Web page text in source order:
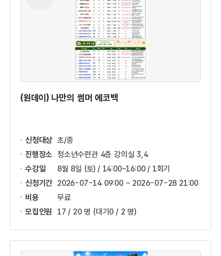
(원데이) 나만의 썸머 에코백
신청대상 초/중
진행장소 청소년수련관 4층 강의실 3,4
수강일
8월 8일 (토) / 14:00~16:00 / 1회기
신청기간 2026-07-14 09:00 ~ 2026-07-28 21:00
비용
무료
모집인원
17 / 20 명 (대기0 / 2 명)